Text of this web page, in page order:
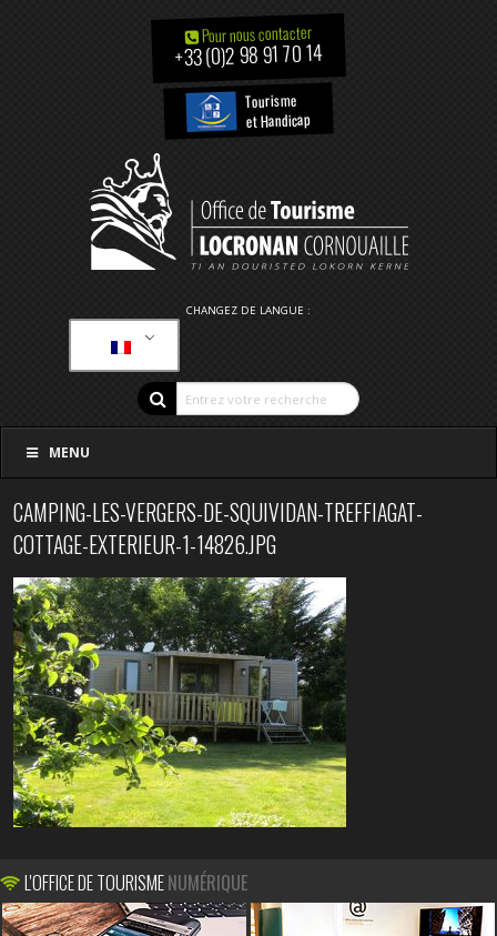
Pour nous contacter
+33 (0)2 98 91 70 14
Tourisme
et Handicap
CHANGEZ DE LANGUE :
MENU
CAMPING-LES-VERGERS-DE-SQUIVIDAN-TREFFIAGAT-
COTTAGE-EXTERIEUR-1-14826.JPG
L'OFFICE DE TOURISMENUMÉRIQUE